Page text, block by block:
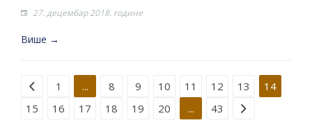
27. децембар 2018. године
Више →
Strana 14 od 43
1 ... 8 9 10 11 12 13
14
15
16 17 18 19 20 ... 43